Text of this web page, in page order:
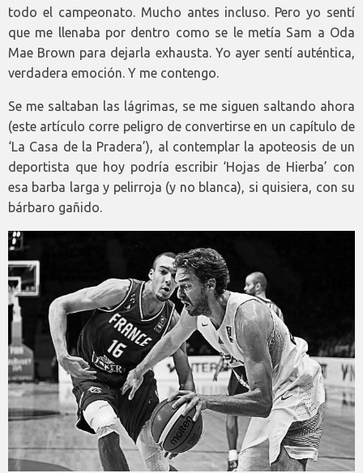
todo el campeonato. Mucho antes incluso. Pero yo sentí
que me llenaba por dentro como se le metía Sam a Oda
Mae Brown para dejarla exhausta. Yo ayer sentí auténtica,
verdadera emoción. Y me contengo.
Se me saltaban las lágrimas, se me siguen saltando ahora
(este artículo corre peligro de convertirse en un capítulo de
‘La Casa de la Pradera’), al contemplar la apoteosis de un
deportista que hoy podría escribir ‘Hojas de Hierba’ con
esa barba larga y pelirroja (y no blanca), si quisiera, con su
bárbaro gañido.